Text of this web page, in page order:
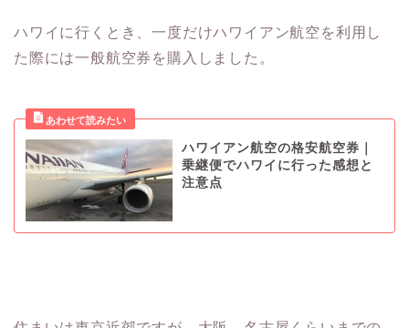
ハワイに行くとき、一度だけハワイアン航空を利用し
た際には一般航空券を購入しました。
ハワイアン航空の格安航空券｜
乗継便でハワイに行った感想と
注意点